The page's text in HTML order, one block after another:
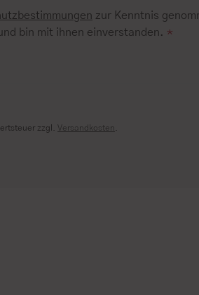
zur Kenntnis
bin mit ihnen einverstanden. *
zzgl.Versandkosten